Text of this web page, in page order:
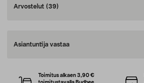
Arvostelut (39)
Asiantuntija vastaa
Toimitus alkaen 3,90 €